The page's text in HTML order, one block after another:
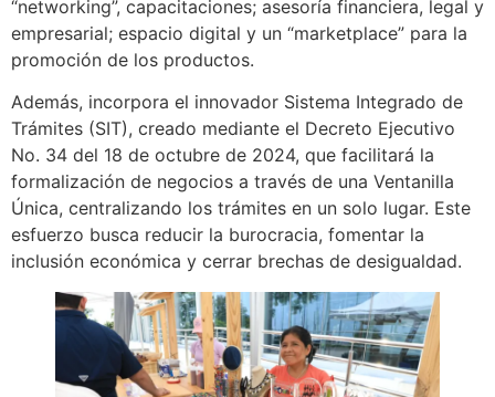
“networking”, capacitaciones; asesoría financiera, legal y
empresarial; espacio digital y un “marketplace” para la
promoción de los productos.
Además, incorpora el innovador Sistema Integrado de
Trámites (SIT), creado mediante el Decreto Ejecutivo
No. 34 del 18 de octubre de 2024, que facilitará la
formalización de negocios a través de una Ventanilla
Única, centralizando los trámites en un solo lugar. Este
esfuerzo busca reducir la burocracia, fomentar la
inclusión económica y cerrar brechas de desigualdad.